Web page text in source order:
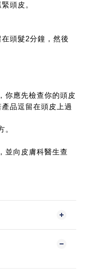
頭皮。
頭髮2分鐘，然後
你應先檢查你的頭皮
品逗留在頭皮上過
。
並向皮膚科醫生查